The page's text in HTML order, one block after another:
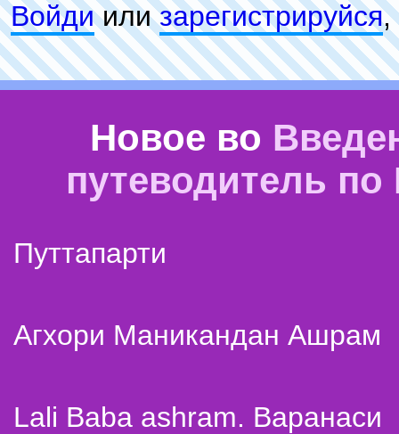
Войдиилизарeгиcтpируйся,
Новое во
путеводитель
Путтапарти
Агхори Маникандан Ашрам
Lali Baba ashram. Варанаси